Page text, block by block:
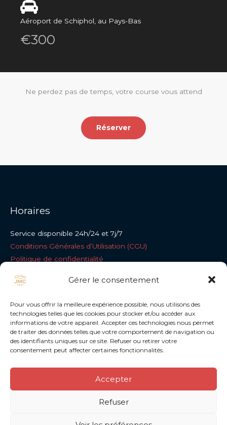
Gérer le consentement
Pour vous offrir la meilleure expérience possible, nous utilisons des
technologies telles que les cookies pour stocker et/ou accéder aux
informations de votre appareil. Accepter ces technologies nous permet
de traiter des données telles que votre comportement de navigation ou
des identifiants uniques sur ce site. Refuser ou retirer votre
consentement peut affecter certaines fonctionnalités.
Accepter
Refuser
Aéroport de Schiphol, au Pays-Bas
€300
Ne perdez pas de temps, votre course vous attend
Réserver
Horaires
Service disponible 24h/24 et 7j/7
Conditions Générales d’Utilisation (CGU)
Politique de confidentialité
Nous contacter
Sterrelaan 27, 2620 Hemiksem
+32 486 62 01 67
contact@jmctaxi.be